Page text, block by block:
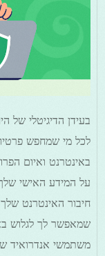
לכל מי שמחפש
שמאפשר לך לגלוש